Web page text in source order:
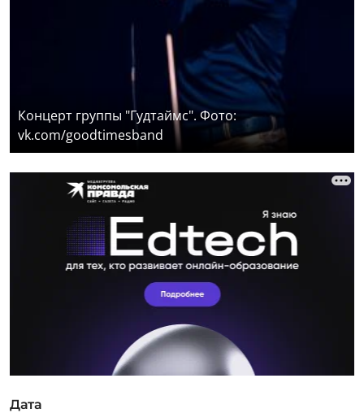
Концерт группы "Гудтаймс". Фото:
vk.com/goodtimesband
Дата